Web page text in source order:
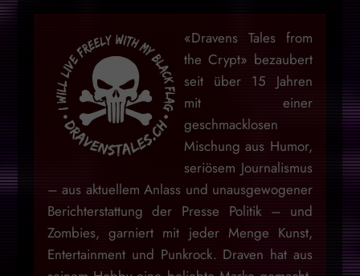
«Dravens Tales from
the Crypt» bezaubert
seit über 15 Jahren
mit einer
geschmacklosen
Mischung aus Humor,
seriösem Journalismus
– aus aktuellem Anlass und unausgewogener
Berichterstattung der Presse Politik – und
Zombies, garniert mit jeder Menge Kunst,
Entertainment und Punkrock. Draven hat aus